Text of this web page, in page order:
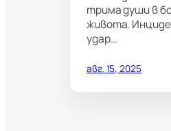
трима души в
живота.
удар…
авг. 15, 2025